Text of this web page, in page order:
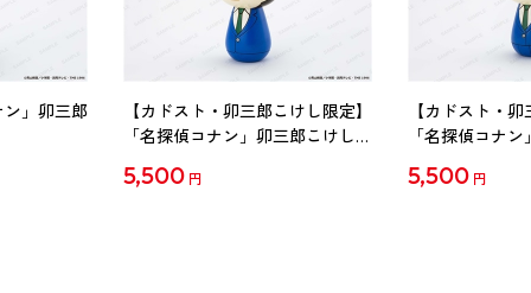
」卯三郎
【カドスト・卯三郎こけし限定】
「名探偵コナン」卯三郎こけし
5,500 円
【カドスト・
「名探偵コナ
5,500 円